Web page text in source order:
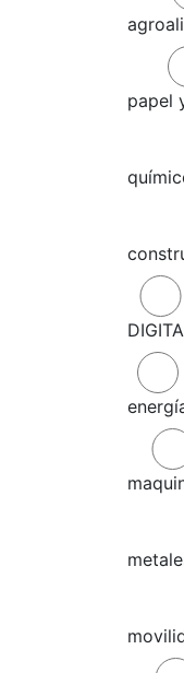
papel